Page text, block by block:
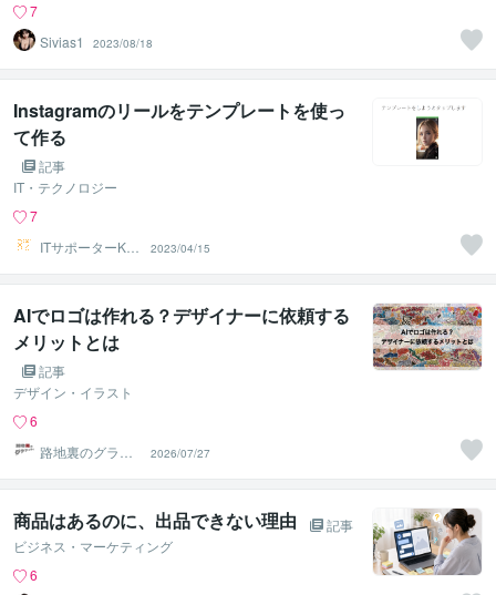
7
Sivias1
2023/08/18
Instagramのリールをテンプレートを使っ
て作る
記事
IT・テクノロジー
7
ITサポーターKU
MA222
2023/04/15
AIでロゴは作れる？デザイナーに依頼する
メリットとは
記事
デザイン・イラスト
6
路地裏のグラフ
ィティ
2026/07/27
商品はあるのに、出品できない理由
記事
ビジネス・マーケティング
6